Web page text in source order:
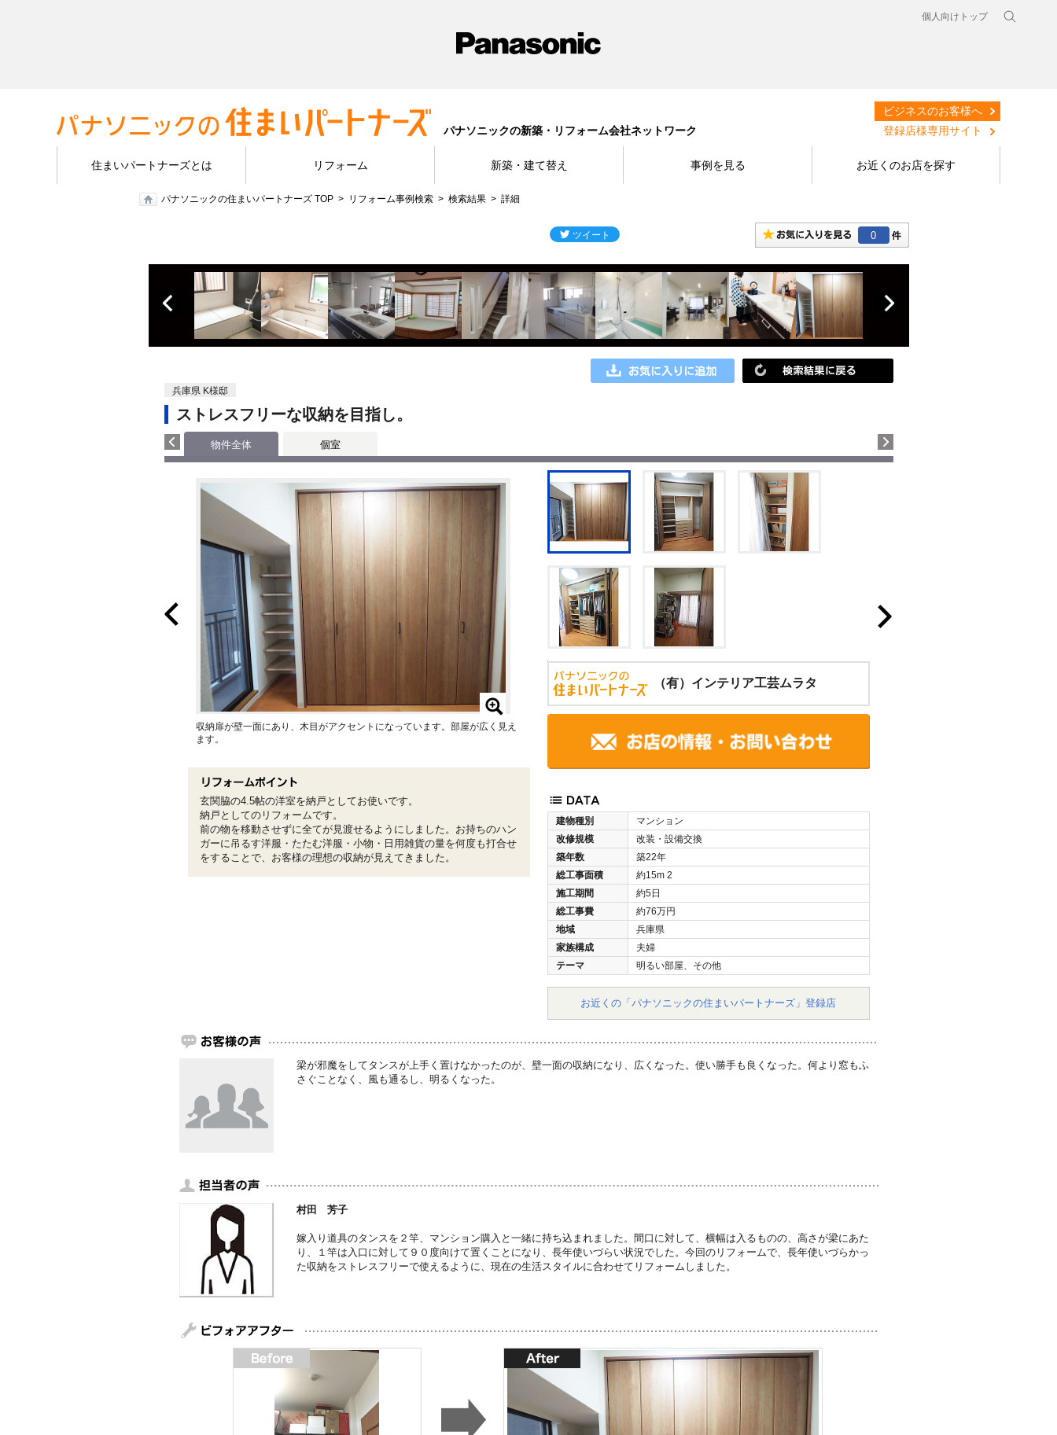
個人向けトップ
パナソニックの新築・リフォーム会社ネットワーク
ビジネスのお客様へ
登録店様専用サイト
住まいパートナーズとは リフォーム 新築・建て替え 事例を見る お近くのお店を探す
パナソニックの住まいパートナーズ TOP リフォーム事例検索 検索結果 詳細
0
兵庫県 K様邸
ストレスフリーな収納を目指し。
物件全体 個室
（有）インテリア工芸ムラタ
建物種別
マンション
改修規模
改装・設備交換
築年数
築22年
総工事面積
約15m 2
施工期間
約5日
総工事費
約76万円
地域
兵庫県
家族構成
夫婦
テーマ
明るい部屋、その他
お近くの「パナソニックの住まいパートナーズ」登録店
収納扉が壁一面にあり、木目がアクセントになっています。部屋が広く見え
ます。
玄関脇の4.5帖の洋室を納戸としてお使いです。
納戸としてのリフォームです。
前の物を移動させずに全てが見渡せるようにしました。お持ちのハン
ガーに吊るす洋服・たたむ洋服・小物・日用雑貨の量を何度も打合せ
をすることで、お客様の理想の収納が見えてきました。
梁が邪魔をしてタンスが上手く置けなかったのが、壁一面の収納になり、広くなった。使い勝手も良くなった。何より窓もふ
さぐことなく、風も通るし、明るくなった。
村田 芳子
嫁入り道具のタンスを２竿、マンション購入と一緒に持ち込まれました。間口に対して、横幅は入るものの、高さが梁にあた
り、１竿は入口に対して９０度向けて置くことになり、長年使いづらい状況でした。今回のリフォームで、長年使いづらかっ
た収納をストレスフリーで使えるように、現在の生活スタイルに合わせてリフォームしました。